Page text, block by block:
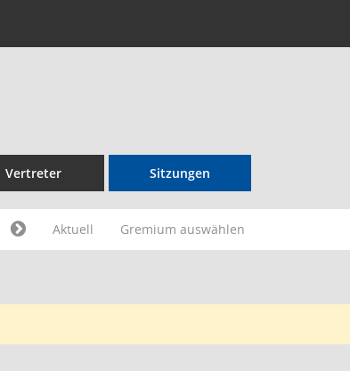
Vertreter Sitzungen
Aktuell Gremium auswählen